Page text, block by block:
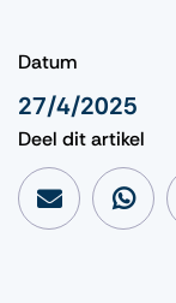
Datum
27/4/2025
Deel dit artikel